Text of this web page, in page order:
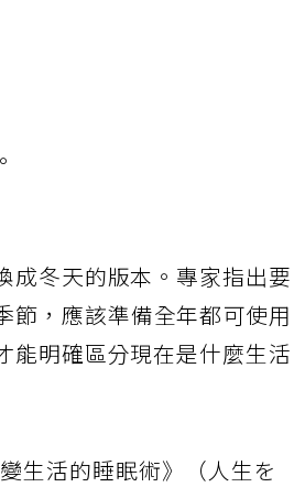
成冬天的版本。專家指出要
節，應該準備全年都可使用
能明確區分現在是什麼生活
生活的睡眠術》（人生を